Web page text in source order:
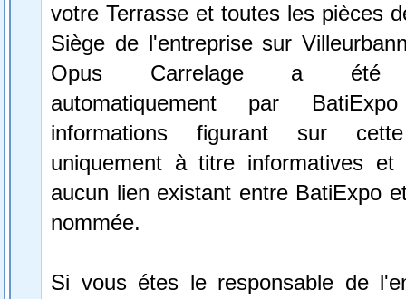
votre Terrasse et toutes les pièces
Siège de l'entreprise sur
Opus Carrelage a été
automatiquement par
informations figurant sur
uniquement à titre informatives et
aucun lien existant entre BatiExpo
nommée.
Si vous étes le responsable de